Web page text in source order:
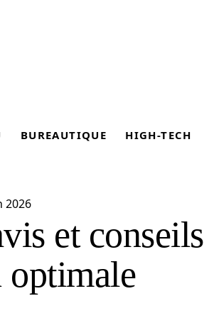
BUREAUTIQUE HIGH-TECH
2026
et